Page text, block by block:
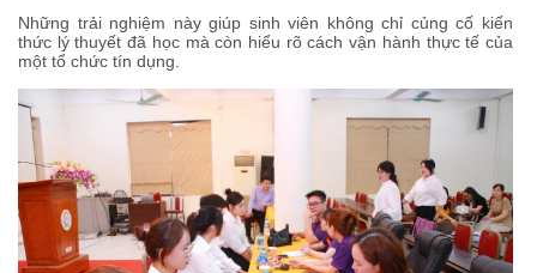
Những trải nghiệm này giúp sinh viên không chỉ củng cố kiến
thức lý thuyết đã học mà còn hiểu rõ cách vận hành thực tế của
một tổ chức tín dụng.